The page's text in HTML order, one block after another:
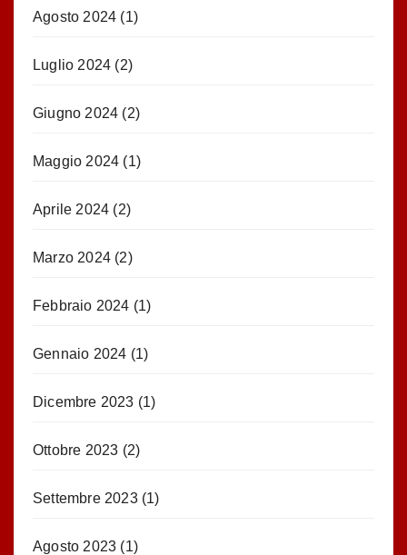
Agosto 2024 (1)
Luglio 2024 (2)
Giugno 2024 (2)
Maggio 2024 (1)
Aprile 2024 (2)
Marzo 2024 (2)
Febbraio 2024 (1)
Gennaio 2024 (1)
Dicembre 2023 (1)
Ottobre 2023 (2)
Settembre 2023(1)
Agosto 2023 (1)